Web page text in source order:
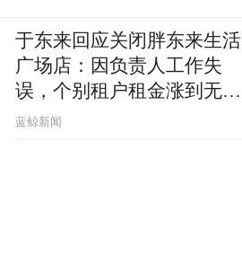
于东来回应关闭胖东来生活
广场店：因负责人工作失
误，个别租户租金涨到无法
想象
蓝鲸新闻